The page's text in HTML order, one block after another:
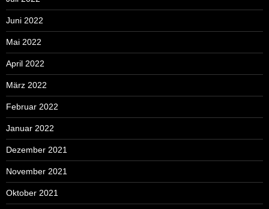
Juni 2022
Mai 2022
April 2022
März 2022
Februar 2022
Januar 2022
Dezember 2021
November 2021
Oktober 2021